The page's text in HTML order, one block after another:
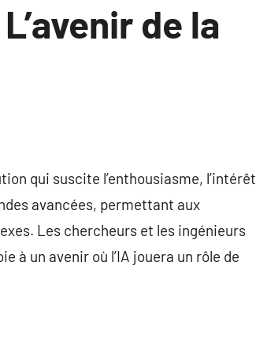
de la
qui suscite l’enthousiasme, l’intérêt
avancées, permettant aux
Les chercheurs et les ingénieurs
à un avenir où l’IA jouera un rôle de